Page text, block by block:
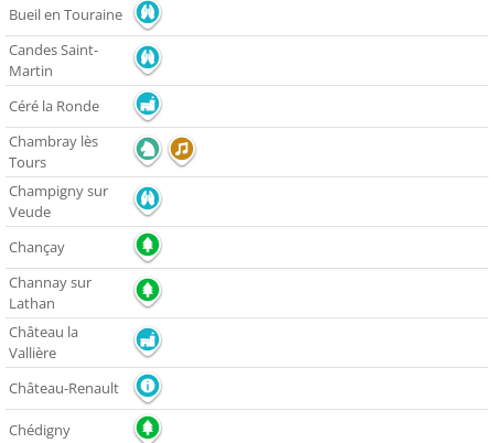
Bueil en Touraine
Candes Saint-
Martin
Céré la Ronde
Chambray lès
Tours
Champigny sur
Veude
Chançay
Channay sur
Lathan
Château la
Vallière
Château-Renault
Chédigny